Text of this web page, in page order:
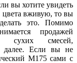
вы хотите увидеть
цвета вживую, то вы
это. Помимо
продажей
сухих смесей,
далее. Если вы не
М175 сами с